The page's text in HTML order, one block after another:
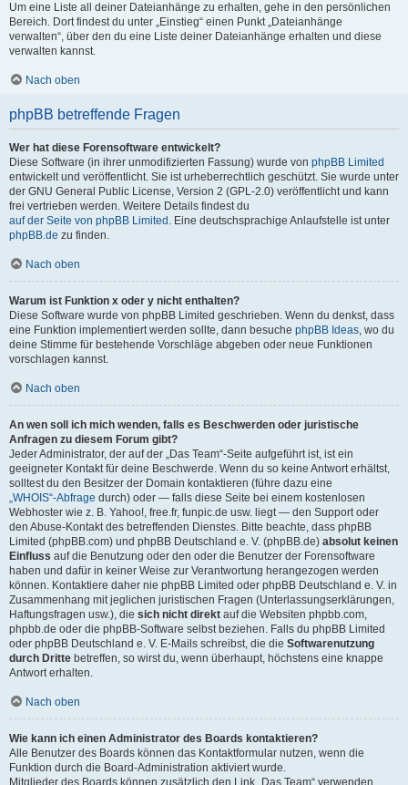
Um eine Liste all deiner Dateianhänge zu erhalten, gehe in den persönlichen
Bereich. Dort findest du unter „Einstieg“ einen Punkt „Dateianhänge
verwalten“, über den du eine Liste deiner Dateianhänge erhalten und diese
verwalten kannst.
Nach oben
phpBB betreffende Fragen
Wer hat diese Forensoftware entwickelt?
Diese Software (in ihrer unmodifizierten Fassung) wurde von phpBB Limited
entwickelt und veröffentlicht. Sie ist urheberrechtlich geschützt. Sie wurde unter
der GNU General Public License, Version 2 (GPL-2.0) veröffentlicht und kann
frei vertrieben werden. Weitere Details findest du
auf der Seite von phpBB Limited . Eine deutschsprachige Anlaufstelle ist unter
phpBB.de zu finden.
Nach oben
Warum ist Funktion x oder y nicht enthalten?
Diese Software wurde von phpBB Limited geschrieben. Wenn du denkst, dass
eine Funktion implementiert werden sollte, dann besuche phpBB Ideas, wo du
deine Stimme für bestehende Vorschläge abgeben oder neue Funktionen
vorschlagen kannst.
Nach oben
An wen soll ich mich wenden, falls es Beschwerden oder juristische
Anfragen zu diesem Forum gibt?
Jeder Administrator, der auf der „Das Team“-Seite aufgeführt ist, ist ein
geeigneter Kontakt für deine Beschwerde. Wenn du so keine Antwort erhältst,
solltest du den Besitzer der Domain kontaktieren (führe dazu eine
„WHOIS“-Abfrage durch) oder — falls diese Seite bei einem kostenlosen
Webhoster wie z. B. Yahoo!, free.fr, funpic.de usw. liegt — den Support oder
den Abuse-Kontakt des betreffenden Dienstes. Bitte beachte, dass phpBB
Limited (phpBB.com) und phpBB Deutschland e. V. (phpBB.de) absolut keinen
Einfluss auf die Benutzung oder den oder die Benutzer der Forensoftware
haben und dafür in keiner Weise zur Verantwortung herangezogen werden
können. Kontaktiere daher nie phpBB Limited oder phpBB Deutschland e. V. in
Zusammenhang mit jeglichen juristischen Fragen (Unterlassungserklärungen,
Haftungsfragen usw.), die sich nicht direkt auf die Websiten phpbb.com,
phpbb.de oder die phpBB-Software selbst beziehen. Falls du phpBB Limited
oder phpBB Deutschland e. V. E-Mails schreibst, die die Softwarenutzung
durch Dritte betreffen, so wirst du, wenn überhaupt, höchstens eine knappe
Antwort erhalten.
Nach oben
Wie kann ich einen Administrator des Boards kontaktieren?
Alle Benutzer des Boards können das Kontaktformular nutzen, wenn die
Funktion durch die Board-Administration aktiviert wurde.
Mitglieder des Boards können zusätzlich den Link „Das Team“ verwenden.